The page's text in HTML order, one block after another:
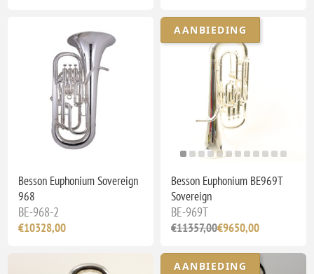
Besson Euphonium Sovereign
968
BE-968-2
€10328,00
AANBIEDING
Besson Euphonium BE969T
Sovereign
BE-969T
€11357,00€9650,00
AANBIEDING